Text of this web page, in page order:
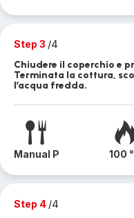
Step 3 /4
Chiudere il coperchio e
Terminata la cottura,
l’acqua fredda.
Manual P 100
Step 4 /4